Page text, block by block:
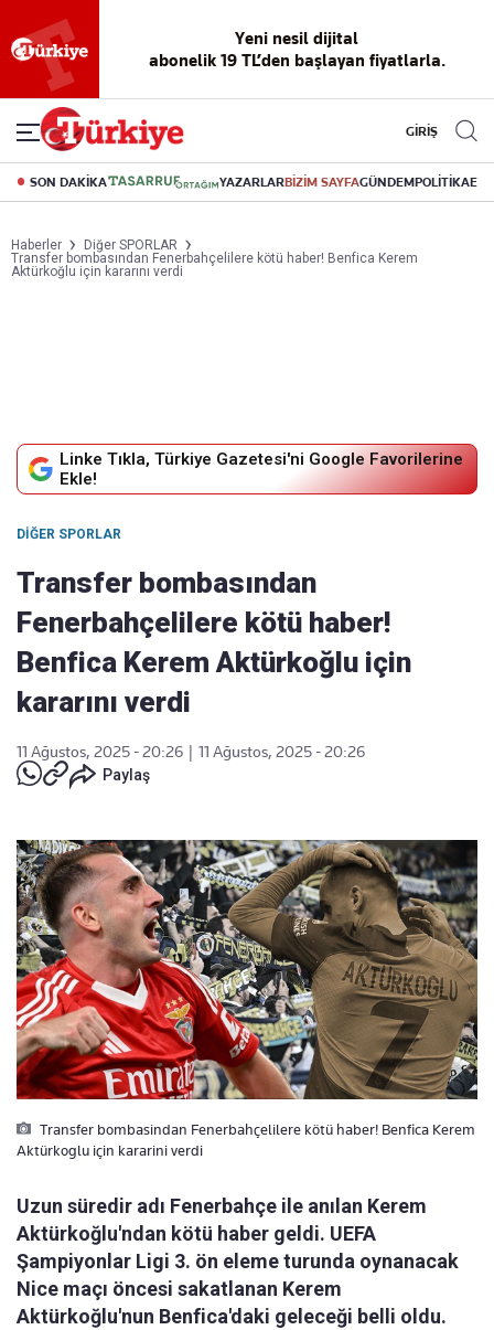
Yeni nesil dijital
abonelik 19 TL’den başlayan fiyatlarla.
GİRİŞ
SON DAKİKA YAZARLARBİZİM SAYFAGÜNDEMPOLİTİKA
Haberler
Diğer SPORLAR
Transfer bombasından Fenerbahçelilere kötü haber! Benfica Kerem
Aktürkoğlu için kararını verdi
Linke Tıkla, Türkiye Gazetesi'ni Google Favorilerine
Ekle!
DIĞER SPORLAR
Transfer bombasından
Fenerbahçelilere kötü haber!
Benfica Kerem Aktürkoğlu için
kararını verdi
11 Ağustos, 2025 - 20:26
11 Ağustos, 2025 - 20:26
Paylaş
Transfer bombasindan Fenerbahçelilere kötü haber! Benfica Kerem
Aktürkoglu için kararini verdi
Uzun süredir adı Fenerbahçe ile anılan Kerem
Aktürkoğlu'ndan kötü haber geldi. UEFA
Şampiyonlar Ligi 3. ön eleme turunda oynanacak
Nice maçı öncesi sakatlanan Kerem
Aktürkoğlu'nun Benfica'daki geleceği belli oldu.